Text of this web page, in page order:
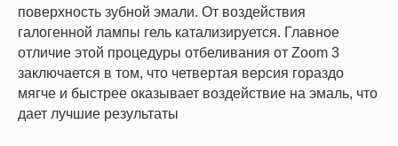
поверхность зубной эмали. От воздействия
галогенной лампы гель катализируется. Главное
отличие этой процедуры отбеливания от Zoom 3
заключается в том, что четвертая версия гораздо
мягче и быстрее оказывает воздействие на эмаль, что
дает лучшие результаты